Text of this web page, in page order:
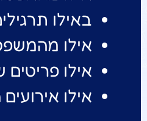
באילו
אילו
אילו
אילו